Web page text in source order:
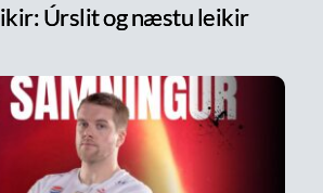
Úrslit og næstu leikir